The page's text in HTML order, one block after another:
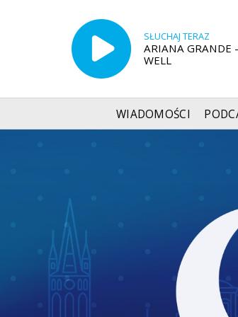
SŁUCHAJ TERAZ
ARIANA GRANDE
WELL
WIADOMOŚCI